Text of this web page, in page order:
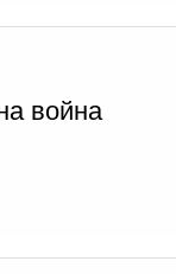
война